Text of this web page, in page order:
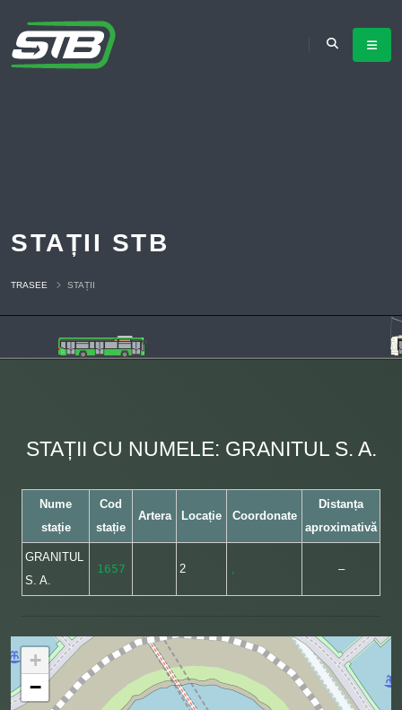
STAȚII STB
TRASEE STAȚII
STAȚII CU NUMELE: GRANITUL S. A.
Nume
stație
Cod
stație
Artera Locație Coordonate
Distanța
aproximativă
GRANITUL
S. A.
1657 2 , –
+
−